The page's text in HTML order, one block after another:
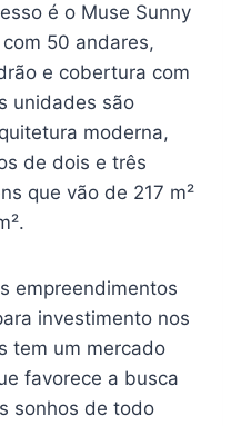
é o Muse Sunny
50 andares,
e cobertura com
unidades são
moderna,
de dois e três
que vão de 217 m²
empreendimentos
investimento nos
tem um mercado
favorece a busca
sonhos de todo